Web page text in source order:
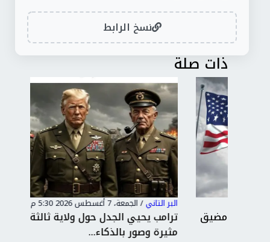
نسخ الرابط
ذات صلة
الجمعة، 7 أغسطس 2026 5:30 م
ترامب يحيي الجدل حول ولاية ثالثة بمنشورات
مثيرة وصور بالذكاء...